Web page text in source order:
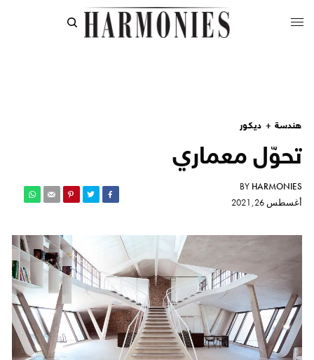
هندسة + ديكور
تحوّل معماري
BY HARMONIES
أغسطس 26, 2021